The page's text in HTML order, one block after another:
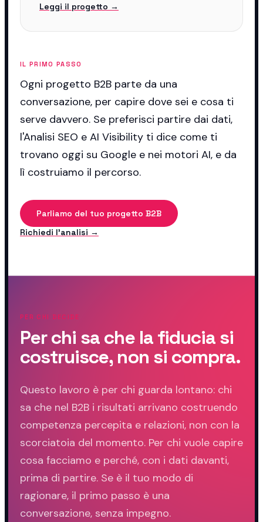
Leggi il progetto →
IL PRIMO PASSO
Ogni progetto B2B parte da una
conversazione, per capire dove sei e cosa ti
serve davvero. Se preferisci partire dai dati,
l'Analisi SEO e AI Visibility ti dice come ti
trovano oggi su Google e nei motori AI, e da
lì costruiamo il percorso.
Parliamo del tuo progetto B2B
Richiedi l'analisi →
PER CHI DECIDE
Per chi sa che la fiducia si
costruisce, non si compra.
Questo lavoro è per chi guarda lontano: chi
sa che nel B2B i risultati arrivano costruendo
competenza percepita e relazioni, non con la
scorciatoia del momento. Per chi vuole capire
cosa facciamo e perché, con i dati davanti,
prima di partire. Se è il tuo modo di
ragionare, il primo passo è una
conversazione, senza impegno.